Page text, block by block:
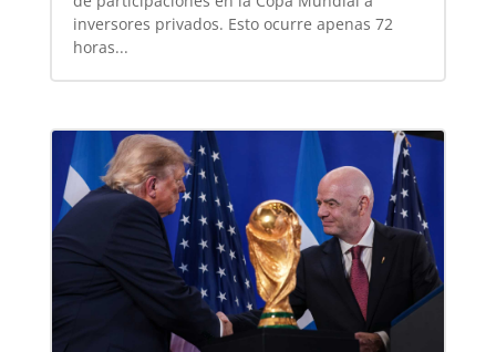
inversores privados. Esto ocurre apenas 72
horas...